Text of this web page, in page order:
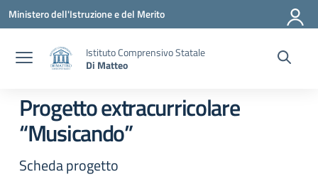
Vai ai contenuti
Vai al menu di navigazione
Vai al footer
Ministero dell'Istruzione e del Merito
Istituto Comprensivo Statale
Di Matteo
Progetto extracurricolare
“Musicando”
Scheda progetto